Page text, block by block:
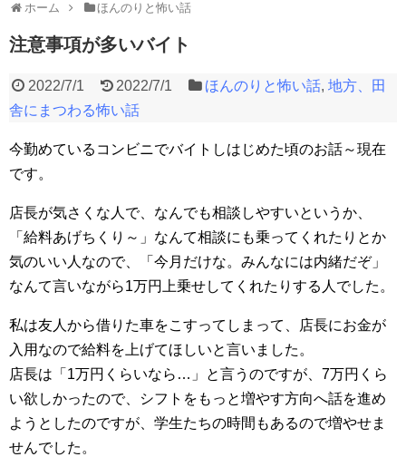
ホーム ほんのりと怖い話
注意事項が多いバイト
2022/7/1 2022/7/1 ほんのりと怖い話,地方、田
舎にまつわる怖い話
今勤めているコンビニでバイトしはじめた頃のお話～現在
です。
店長が気さくな人で、なんでも相談しやすいというか、
「給料あげちくり～」なんて相談にも乗ってくれたりとか
気のいい人なので、「今月だけな。みんなには内緒だぞ」
なんて言いながら1万円上乗せしてくれたりする人でした。
私は友人から借りた車をこすってしまって、店長にお金が
入用なので給料を上げてほしいと言いました。
店長は「1万円くらいなら…」と言うのですが、7万円くら
い欲しかったので、シフトをもっと増やす方向へ話を進め
ようとしたのですが、学生たちの時間もあるので増やせま
せんでした。